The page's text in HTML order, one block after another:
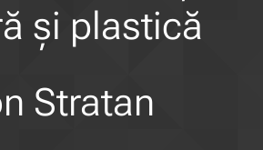
și plastică
Stratan